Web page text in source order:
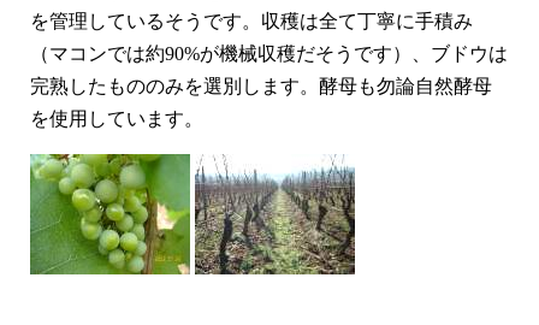
を管理しているそうです。収穫は全て丁寧に手積み
（マコンでは約90%が機械収穫だそうです）、ブドウは
完熟したもののみを選別します。酵母も勿論自然酵母
を使用しています。